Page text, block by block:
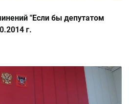
"Если бы депутатом
г.